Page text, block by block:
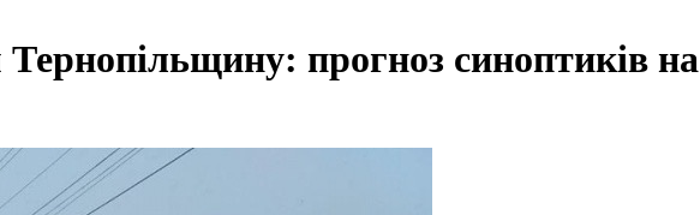
прогноз синоптиків